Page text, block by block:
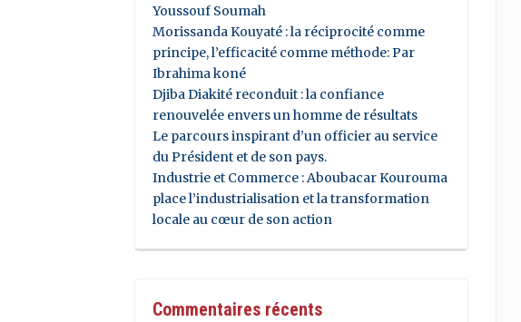
Youssouf Soumah
Morissanda Kouyaté : la réciprocité comme
principe, l’efficacité comme méthode: Par
Ibrahima koné
Djiba Diakité reconduit : la confiance
renouvelée envers un homme de résultats
Le parcours inspirant d’un officier au service
du Président et de son pays.
Industrie et Commerce : Aboubacar Kourouma
place l’industrialisation et la transformation
locale au cœur de son action
Commentaires récents